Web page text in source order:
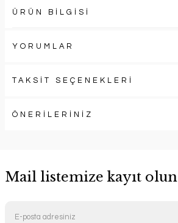
ÜRÜN BİLGİSİ
YORUMLAR
TAKSİT SEÇENEKLERİ
ÖNERİLERİNİZ
Mail listemize kayıt olun